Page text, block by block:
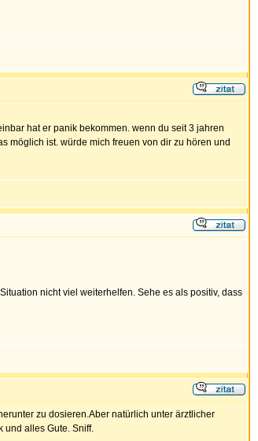
hat er panik bekommen. wenn du seit 3 jahren
möglich ist. würde mich freuen von dir zu hören und
nicht viel weiterhelfen. Sehe es als positiv, dass
zu dosieren.Aber natürlich unter ärztlicher
und alles Gute. Sniff.